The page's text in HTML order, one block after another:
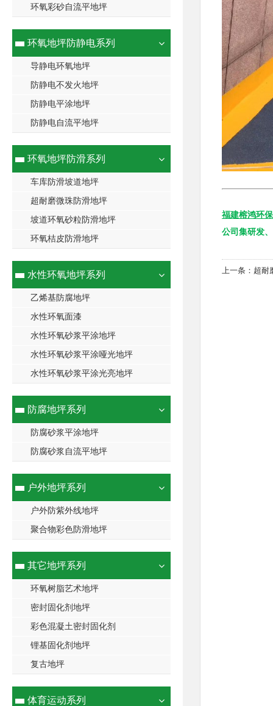
环氧彩砂自流平地坪
环氧地坪防静电系列
导静电环氧地坪
防静电不发火地坪
防静电平涂地坪
防静电自流平地坪
环氧地坪防滑系列
车库防滑坡道地坪
超耐磨微珠防滑地坪
坡道环氧砂粒防滑地坪
环氧桔皮防滑地坪
水性环氧地坪系列
乙烯基防腐地坪
水性环氧面漆
水性环氧砂浆平涂地坪
水性环氧砂浆平涂哑光地坪
水性环氧砂浆平涂光亮地坪
防腐地坪系列
防腐砂浆平涂地坪
防腐砂浆自流平地坪
户外地坪系列
户外防紫外线地坪
聚合物彩色防滑地坪
其它地坪系列
环氧树脂艺术地坪
密封固化剂地坪
彩色混凝土密封固化剂
锂基固化剂地坪
复古地坪
体育运动系列
福建榕鸿环
公司集研发
上一条： 超耐